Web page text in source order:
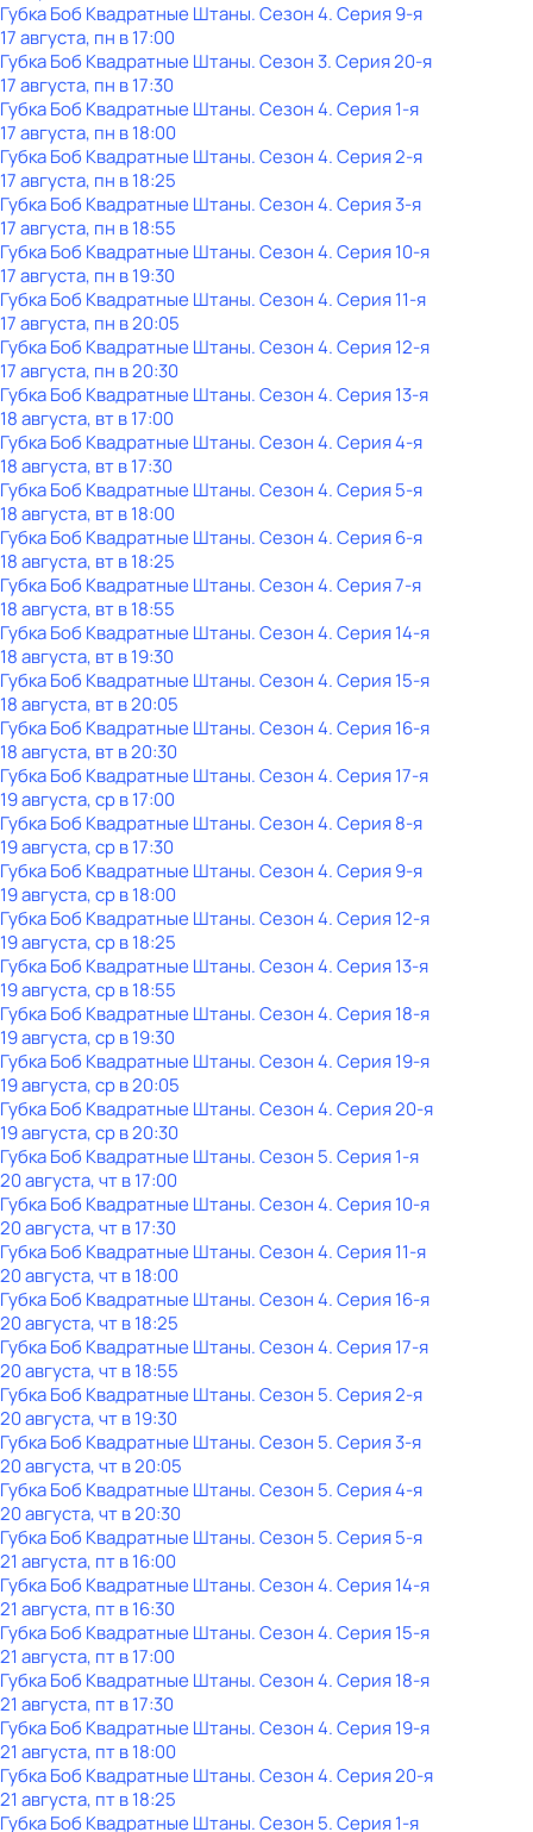
Губка Боб Квадратные Штаны. Сезон 4. Серия 9-я
17 августа, пн в 17:00
Губка Боб Квадратные Штаны. Сезон 3. Серия 20-я
17 августа, пн в 17:30
Губка Боб Квадратные Штаны. Сезон 4. Серия 1-я
17 августа, пн в 18:00
Губка Боб Квадратные Штаны. Сезон 4. Серия 2-я
17 августа, пн в 18:25
Губка Боб Квадратные Штаны. Сезон 4. Серия 3-я
17 августа, пн в 18:55
Губка Боб Квадратные Штаны. Сезон 4. Серия 10-я
17 августа, пн в 19:30
Губка Боб Квадратные Штаны. Сезон 4. Серия 11-я
17 августа, пн в 20:05
Губка Боб Квадратные Штаны. Сезон 4. Серия 12-я
17 августа, пн в 20:30
Губка Боб Квадратные Штаны. Сезон 4. Серия 13-я
18 августа, вт в 17:00
Губка Боб Квадратные Штаны. Сезон 4. Серия 4-я
18 августа, вт в 17:30
Губка Боб Квадратные Штаны. Сезон 4. Серия 5-я
18 августа, вт в 18:00
Губка Боб Квадратные Штаны. Сезон 4. Серия 6-я
18 августа, вт в 18:25
Губка Боб Квадратные Штаны. Сезон 4. Серия 7-я
18 августа, вт в 18:55
Губка Боб Квадратные Штаны. Сезон 4. Серия 14-я
18 августа, вт в 19:30
Губка Боб Квадратные Штаны. Сезон 4. Серия 15-я
18 августа, вт в 20:05
Губка Боб Квадратные Штаны. Сезон 4. Серия 16-я
18 августа, вт в 20:30
Губка Боб Квадратные Штаны. Сезон 4. Серия 17-я
19 августа, ср в 17:00
Губка Боб Квадратные Штаны. Сезон 4. Серия 8-я
19 августа, ср в 17:30
Губка Боб Квадратные Штаны. Сезон 4. Серия 9-я
19 августа, ср в 18:00
Губка Боб Квадратные Штаны. Сезон 4. Серия 12-я
19 августа, ср в 18:25
Губка Боб Квадратные Штаны. Сезон 4. Серия 13-я
19 августа, ср в 18:55
Губка Боб Квадратные Штаны. Сезон 4. Серия 18-я
19 августа, ср в 19:30
Губка Боб Квадратные Штаны. Сезон 4. Серия 19-я
19 августа, ср в 20:05
Губка Боб Квадратные Штаны. Сезон 4. Серия 20-я
19 августа, ср в 20:30
Губка Боб Квадратные Штаны. Сезон 5. Серия 1-я
20 августа, чт в 17:00
Губка Боб Квадратные Штаны. Сезон 4. Серия 10-я
20 августа, чт в 17:30
Губка Боб Квадратные Штаны. Сезон 4. Серия 11-я
20 августа, чт в 18:00
Губка Боб Квадратные Штаны. Сезон 4. Серия 16-я
20 августа, чт в 18:25
Губка Боб Квадратные Штаны. Сезон 4. Серия 17-я
20 августа, чт в 18:55
Губка Боб Квадратные Штаны. Сезон 5. Серия 2-я
20 августа, чт в 19:30
Губка Боб Квадратные Штаны. Сезон 5. Серия 3-я
20 августа, чт в 20:05
Губка Боб Квадратные Штаны. Сезон 5. Серия 4-я
20 августа, чт в 20:30
Губка Боб Квадратные Штаны. Сезон 5. Серия 5-я
21 августа, пт в 16:00
Губка Боб Квадратные Штаны. Сезон 4. Серия 14-я
21 августа, пт в 16:30
Губка Боб Квадратные Штаны. Сезон 4. Серия 15-я
21 августа, пт в 17:00
Губка Боб Квадратные Штаны. Сезон 4. Серия 18-я
21 августа, пт в 17:30
Губка Боб Квадратные Штаны. Сезон 4. Серия 19-я
21 августа, пт в 18:00
Губка Боб Квадратные Штаны. Сезон 4. Серия 20-я
21 августа, пт в 18:25
Губка Боб Квадратные Штаны. Сезон 5. Серия 1-я